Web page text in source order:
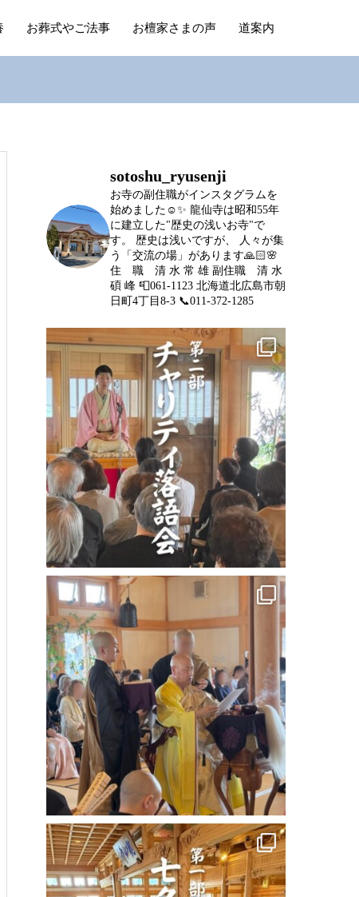
お葬式やご法事 お檀家さまの声 道案内
sotoshu_ryusenji
お寺の副住職がインスタグラムを
始めました☺️✨ 龍仙寺は昭和55年
に建立した"歴史の浅いお寺"で
す。
歴史は浅いですが、
人々が集
う「交流の場」があります🙏🏻🌸
住 職 清 水 常 雄 副住職 清 水
碩 峰 📮061-1123 北海道北広島市朝
日町4丁目8-3 📞011-372-1285